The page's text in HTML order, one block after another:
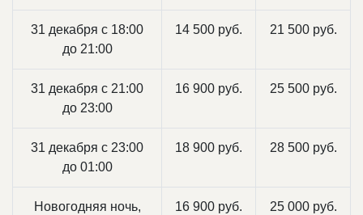
31 декабря с 18:00
до 21:00
14 500 руб. 21 500 руб.
31 декабря с 21:00
до 23:00
16 900 руб. 25 500 руб.
31 декабря с 23:00
до 01:00
18 900 руб. 28 500 руб.
Новогодняя ночь,
16 900 руб. 25 000 руб.